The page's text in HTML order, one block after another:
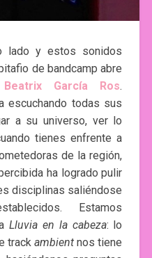
lado y estos sonidos
de bandcamp abre
Beatrix García Ros.
escuchando todas sus
a su universo, ver lo
tienes enfrente a
de la región,
ha logrado pulir
disciplinas saliéndose
Estamos
Lluvia en la cabeza: lo
track ambientnos tiene